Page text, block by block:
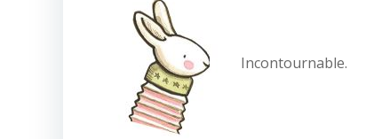
Incontournable.